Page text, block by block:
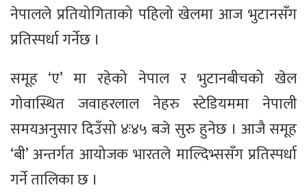
नेपालले प्रतियोगिताको पहिलो खेलमा आज भुटानसँग
प्रतिस्पर्धा गर्नेछ ।
समूह ‘ए’ मा रहेको नेपाल र भुटानबीचको खेल
गोवास्थित जवाहरलाल नेहरु स्टेडियममा नेपाली
समयअनुसार दिउँसो ४ः४५ बजे सुरु हुनेछ । आजै समूह
‘बी’ अन्तर्गत आयोजक भारतले माल्दिभ्ससँग प्रतिस्पर्धा
गर्ने तालिका छ ।